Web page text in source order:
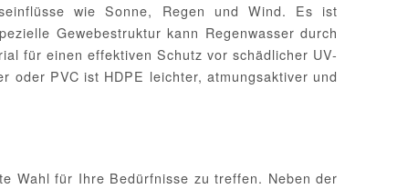
wie Sonne, Regen und Wind. Es ist
Gewebestruktur kann Regenwasser durch
für einen effektiven Schutz vor schädlicher UV-
oder PVC ist HDPE leichter, atmungsaktiver und
Wahl für Ihre Bedürfnisse zu treffen. Neben der